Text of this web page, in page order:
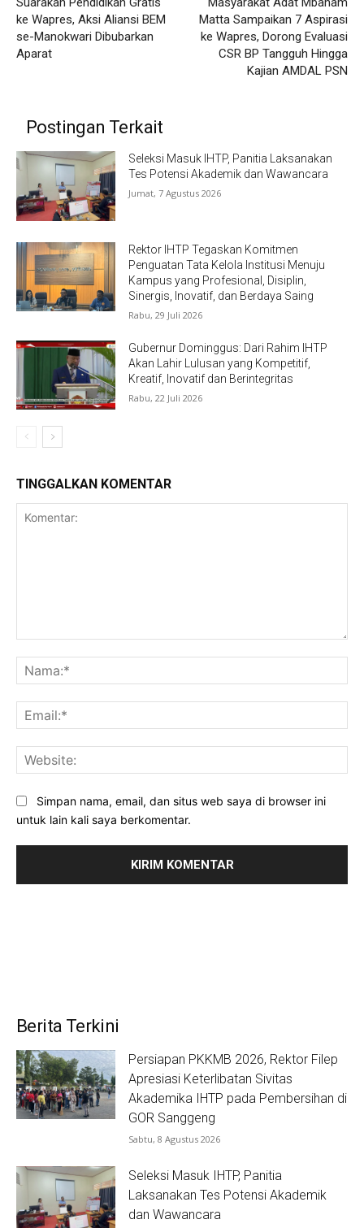
ke Wapres, Aksi Aliansi BEM
se-Manokwari Dibubarkan
Aparat
Matta Sampaikan 7 Aspirasi
ke Wapres, Dorong Evaluasi
CSR BP Tangguh Hingga
Kajian AMDAL PSN
Postingan Terkait
Seleksi Masuk IHTP, Panitia Laksanakan
Tes Potensi Akademik dan Wawancara
Jumat, 7 Agustus 2026
Rektor IHTP Tegaskan Komitmen
Penguatan Tata Kelola Institusi Menuju
Kampus yang Profesional, Disiplin,
Sinergis, Inovatif, dan Berdaya Saing
Rabu, 29 Juli 2026
Gubernur Dominggus: Dari Rahim IHTP
Akan Lahir Lulusan yang Kompetitif,
Kreatif, Inovatif dan Berintegritas
Rabu, 22 Juli 2026
TINGGALKAN KOMENTAR
Simpan nama, email, dan situs web saya di browser ini
untuk lain kali saya berkomentar.
Berita Terkini
Persiapan PKKMB 2026, Rektor Filep
Apresiasi Keterlibatan Sivitas
Akademika IHTP pada Pembersihan di
GOR Sanggeng
Sabtu, 8 Agustus 2026
Seleksi Masuk IHTP, Panitia
Laksanakan Tes Potensi Akademik
dan Wawancara